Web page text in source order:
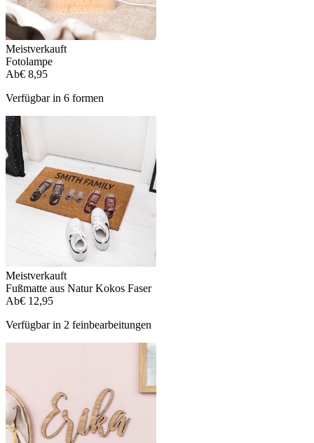
Meistverkauft
Fotolampe
Ab€ 8,95
Verfügbar in 6 formen
Meistverkauft
Fußmatte aus Natur Kokos Faser
Ab€ 12,95
Verfügbar in 2 feinbearbeitungen